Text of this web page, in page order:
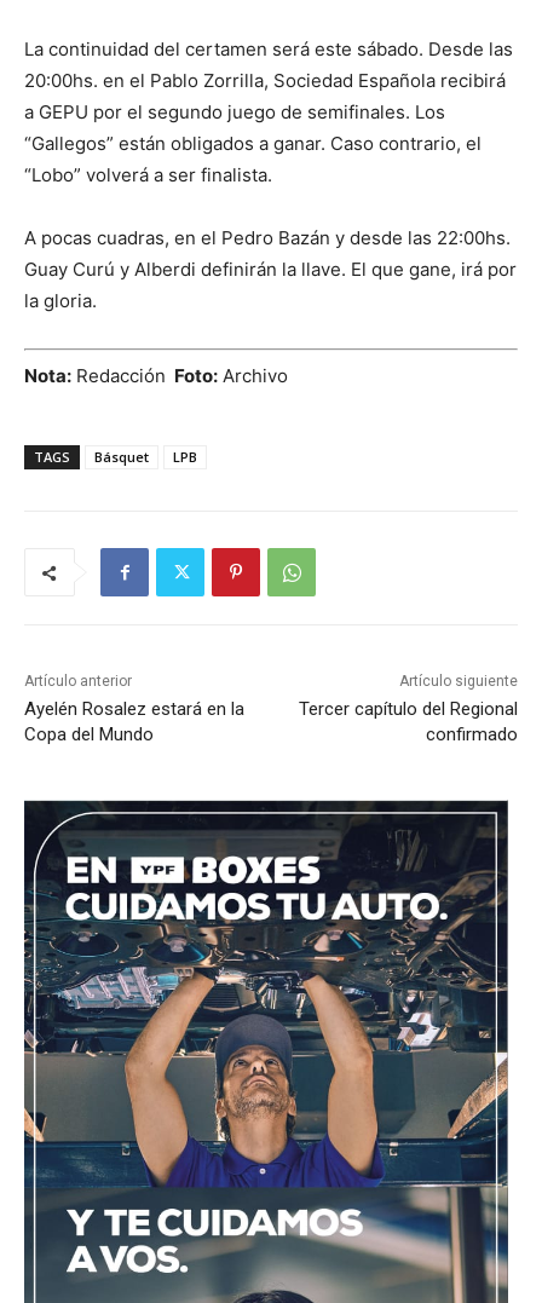
La continuidad del certamen será este sábado. Desde las
20:00hs. en el Pablo Zorrilla, Sociedad Española recibirá
a GEPU por el segundo juego de semifinales. Los
“Gallegos” están obligados a ganar. Caso contrario, el
“Lobo” volverá a ser finalista.
A pocas cuadras, en el Pedro Bazán y desde las 22:00hs.
Guay Curú y Alberdi definirán la llave. El que gane, irá por
la gloria.
Nota: Redacción Foto: Archivo
TAGS Básquet LPB
Artículo anterior
Ayelén Rosalez estará en la
Copa del Mundo
Artículo siguiente
Tercer capítulo del Regional
confirmado